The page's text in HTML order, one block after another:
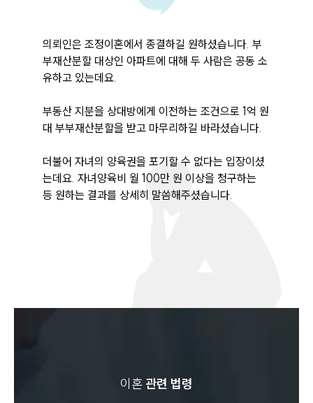
의뢰인은 조정이혼에서 종결하길 원하셨습니다. 부
부재산분할 대상인 아파트에 대해 두 사람은 공동 소
유하고 있는데요.
부동산 지분을 상대방에게 이전하는 조건으로 1억 원
대 부부재산분할을 받고 마무리하길 바라셨습니다.
더불어 자녀의 양육권을 포기할 수 없다는 입장이셨
는데요. 자녀양육비 월 100만 원 이상을 청구하는
등 원하는 결과를 상세히 말씀해주셨습니다.
이혼 관련 법령